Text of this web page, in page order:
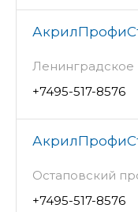
Ленинградское
+7495-517-8576
Остаповский
+7495-517-8576